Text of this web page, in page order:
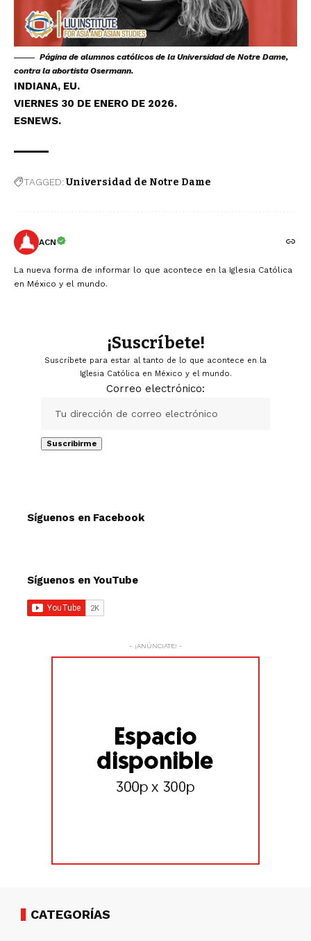
Página de alumnos católicos de la Universidad de Notre Dame,
contra la abortista Osermann.
INDIANA, EU.
VIERNES 30 DE ENERO DE 2026.
ESNEWS.
TAGGED:Universidad de Notre Dame
ACN
La nueva forma de informar lo que acontece en la Iglesia Católica
en México y el mundo.
¡Suscríbete!
Suscríbete para estar al tanto de lo que acontece en la
Iglesia Católica en México y el mundo.
Correo electrónico:
Síguenos en Facebook
Síguenos en YouTube
- ¡ANÚNCIATE! -
CATEGORÍAS